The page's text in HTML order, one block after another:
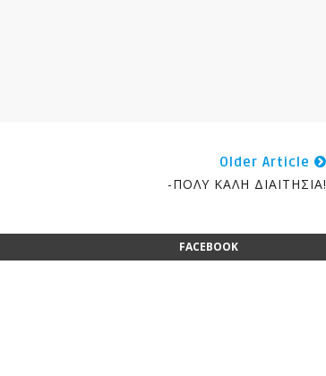
Older Article
-ΠΟΛΥ ΚΑΛΗ ΔΙΑΙΤΗΣΙΑ!
FACEBOOK